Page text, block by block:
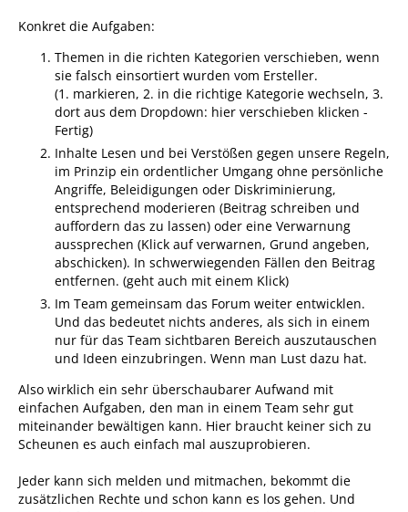
Konkret die Aufgaben:
Themen in die richten Kategorien verschieben, wenn
sie falsch einsortiert wurden vom Ersteller.
(1. markieren, 2. in die richtige Kategorie wechseln, 3.
dort aus dem Dropdown: hier verschieben klicken -
Fertig)
Inhalte Lesen und bei Verstößen gegen unsere Regeln,
im Prinzip ein ordentlicher Umgang ohne persönliche
Angriffe, Beleidigungen oder Diskriminierung,
entsprechend moderieren (Beitrag schreiben und
auffordern das zu lassen) oder eine Verwarnung
aussprechen (Klick auf verwarnen, Grund angeben,
abschicken). In schwerwiegenden Fällen den Beitrag
entfernen. (geht auch mit einem Klick)
Im Team gemeinsam das Forum weiter entwicklen.
Und das bedeutet nichts anderes, als sich in einem
nur für das Team sichtbaren Bereich auszutauschen
und Ideen einzubringen. Wenn man Lust dazu hat.
Also wirklich ein sehr überschaubarer Aufwand mit
einfachen Aufgaben, den man in einem Team sehr gut
miteinander bewältigen kann. Hier braucht keiner sich zu
Scheunen es auch einfach mal auszuprobieren.
Jeder kann sich melden und mitmachen, bekommt die
zusätzlichen Rechte und schon kann es los gehen. Und